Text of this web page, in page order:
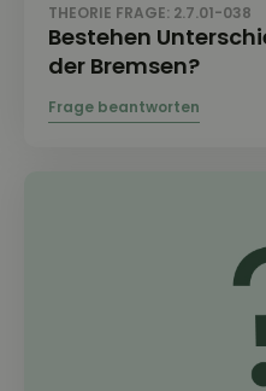
THEORIE FRAGE: 2.7.01-038
Bestehen
der Bremsen?